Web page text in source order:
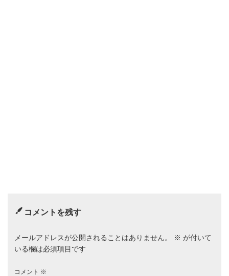
コメントを残す
メールアドレスが公開されることはありません。 ※ が付いて
いる欄は必須項目です
コメント ※